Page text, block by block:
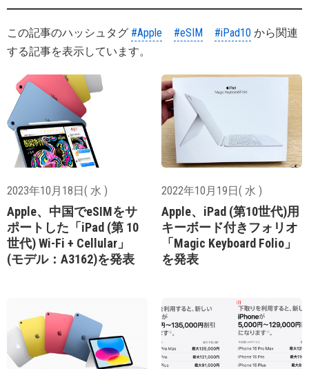
この記事のハッシュタグ #Apple #eSIM #iPad10 から関連
する記事を表示しています。
2023年10月18日( 水 )
Apple、中国でeSIMをサ
ポートした「iPad (第 10
世代) Wi-Fi + Cellular」
(モデル：A3162)を発表
2022年10月19日( 水 )
Apple、iPad (第10世代)用
キーボード付きフォリオ
「Magic Keyboard Folio」
を発表